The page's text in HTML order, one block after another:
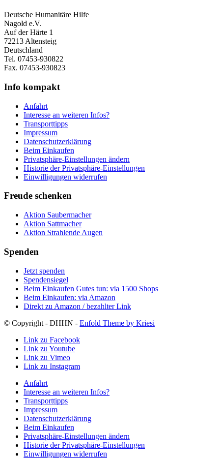
Deutsche Humanitäre Hilfe
Nagold e.V.
Auf der Härte 1
72213 Altensteig
Deutschland
Tel. 07453-930822
Fax. 07453-930823
Info kompakt
Anfahrt
Interesse an weiteren Infos?
Transporttipps
Impressum
Datenschutzerklärung
Beim Einkaufen
Privatsphäre-Einstellungen ändern
Historie der Privatsphäre-Einstellungen
Einwilligungen widerrufen
Freude schenken
Aktion Saubermacher
Aktion Sattmacher
Aktion Strahlende Augen
Spenden
Jetzt spenden
Spendensiegel
Beim Einkaufen Gutes tun: via 1500 Shops
Beim Einkaufen: via Amazon
Direkt zu Amazon / bezahlter Link
© Copyright - DHHN - Enfold Theme by Kriesi
Link zu Facebook
Link zu Youtube
Link zu Vimeo
Link zu Instagram
Anfahrt
Interesse an weiteren Infos?
Transporttipps
Impressum
Datenschutzerklärung
Beim Einkaufen
Privatsphäre-Einstellungen ändern
Historie der Privatsphäre-Einstellungen
Einwilligungen widerrufen